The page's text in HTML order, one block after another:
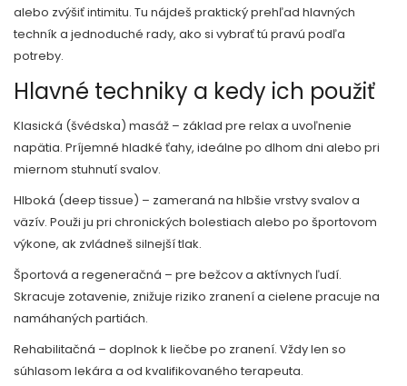
alebo zvýšiť intimitu. Tu nájdeš praktický prehľad hlavných
techník a jednoduché rady, ako si vybrať tú pravú podľa
potreby.
Hlavné techniky a kedy ich použiť
Klasická (švédska) masáž – základ pre relax a uvoľnenie
napätia. Príjemné hladké ťahy, ideálne po dlhom dni alebo pri
miernom stuhnutí svalov.
Hlboká (deep tissue) – zameraná na hlbšie vrstvy svalov a
väzív. Použi ju pri chronických bolestiach alebo po športovom
výkone, ak zvládneš silnejší tlak.
Športová a regeneračná – pre bežcov a aktívnych ľudí.
Skracuje zotavenie, znižuje riziko zranení a cielene pracuje na
namáhaných partiách.
Rehabilitačná – doplnok k liečbe po zranení. Vždy len so
súhlasom lekára a od kvalifikovaného terapeuta.